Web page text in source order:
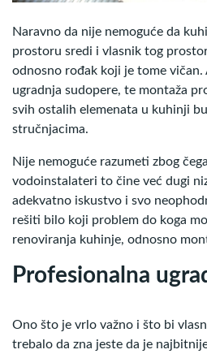
Naravno da nije nemoguće da
prostoru sredi i vlasnik tog
odnosno rođak koji je tome vičan.
ugradnja sudopere, te montaža
svih ostalih elemenata u kuhinji
stručnjacima.
Nije nemoguće razumeti zbog
vodoinstalateri to čine već dugi
adekvatno iskustvo i svo
rešiti bilo koji problem do koga
renoviranja kuhinje, odnosno
Profesionalna
Ono što je vrlo važno i što bi
trebalo da zna jeste da je